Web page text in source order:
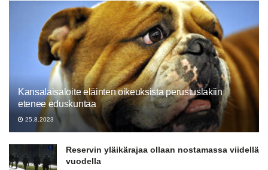
Kansalaisaloite eläinten oikeuksista perustuslakiin
etenee eduskuntaa
25.8.2023
Reservin yläikärajaa ollaan nostamassa viidellä
vuodella